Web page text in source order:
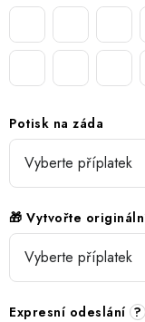
Potisk na záda
🎁 Vytvořte
Expresní odeslání ?